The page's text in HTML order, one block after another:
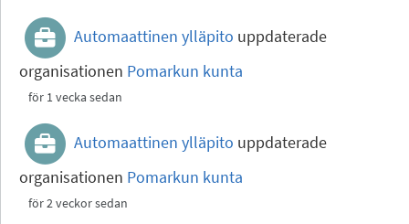
Automaattinen ylläpito uppdaterade
organisationen Pomarkun kunta
för 1 vecka sedan
Automaattinen ylläpito uppdaterade
organisationen Pomarkun kunta
för 2 veckor sedan